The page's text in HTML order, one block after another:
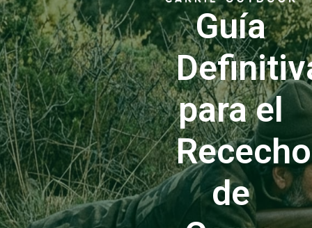
Guía
para el
Rececho
de